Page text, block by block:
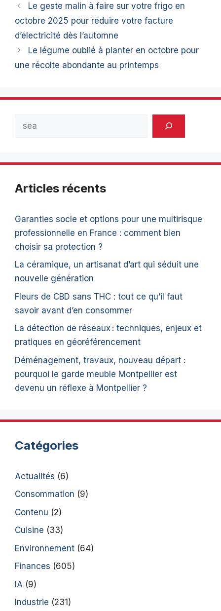
Le geste malin à faire sur votre frigo en
octobre 2025 pour réduire votre facture
d’électricité dès l’automne
Le légume oublié à planter en octobre pour
une récolte abondante au printemps
Articles récents
Garanties socle et options pour une multirisque
professionnelle en France : comment bien
choisir sa protection ?
La céramique, un artisanat d’art qui séduit une
nouvelle génération
Fleurs de CBD sans THC : tout ce qu’il faut
savoir avant d’en consommer
La détection de réseaux : techniques, enjeux et
pratiques en géoréférencement
Déménagement, travaux, nouveau départ :
pourquoi le garde meuble Montpellier est
devenu un réflexe à Montpellier ?
Catégories
Actualités (6)
Consommation (9)
Contenu (2)
Cuisine (33)
Environnement (64)
Finances (605)
IA (9)
Industrie (231)